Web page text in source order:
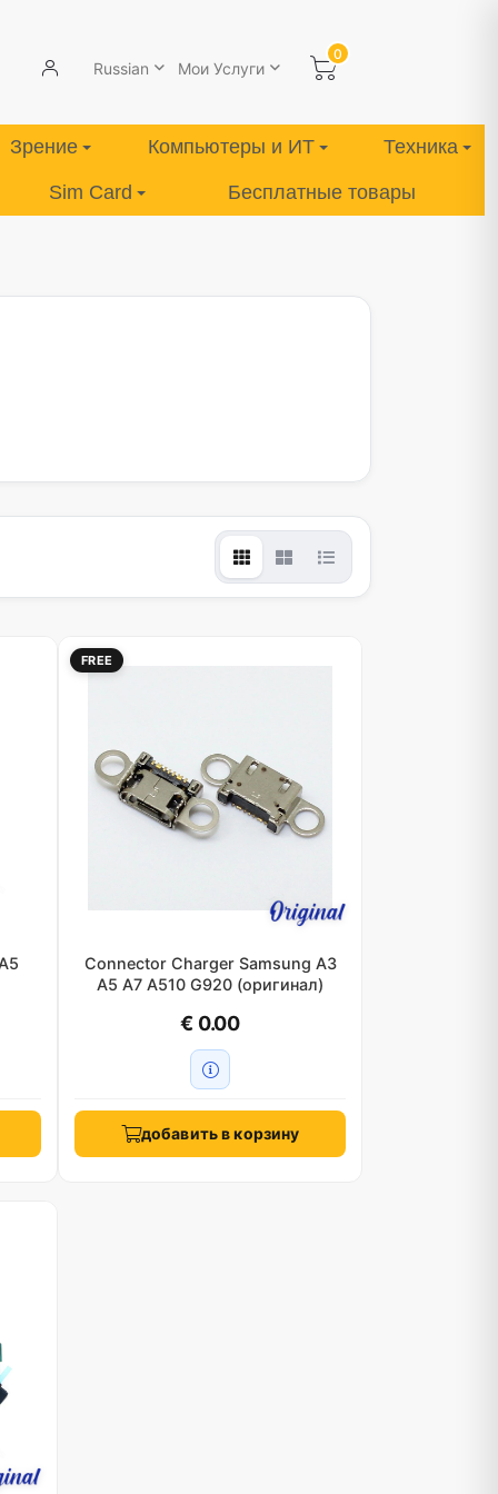
Russian Мои Услуги
0
Зрение Компьютеры и ИТ Техника
Sim Card Бесплатные товары
FREE
Connector Charger Samsung A3
A5 A7 A510 G920 (оригинал)
€ 0.00
добавить в корзину